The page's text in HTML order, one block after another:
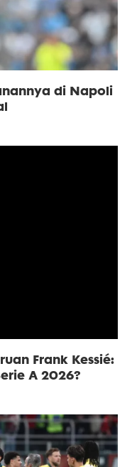
di Napoli
Frank Kessié:
A 2026?